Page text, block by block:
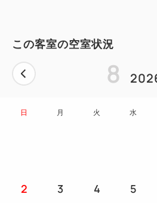
ご夕食は「懐石料理」でのご提
畳ベッド
ル、ミネラルウォーター、煎
この客室の空室状況
8
日 月 火 水
2 3 4 5